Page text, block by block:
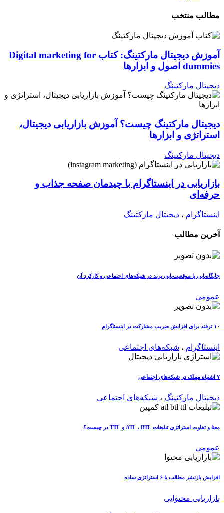
مطالب منتخب
آموزش دیجیتال مارکتینگ: کتاب Digital marketing for
dummies اصول و ابزارها
دیجیتال مارکتینگ
دیجیتال مارکتینگ چیست؟ آموزش بازاریابی دیجیتال،
استراتژی و ابزارها
دیجیتال مارکتینگ
بازاریابی در اینستاگرام با چیدمان صفحه جذاب و
حرفه‌ای
اینستاگرام ، دیجیتال مارکتینگ
آخرین مطالب
جایگاه‌یابی یا موقعیت‌یابی برند در شبکه‌های اجتماعی و کارکرد آن
عمومی
۱۰ ترفند برای افزایش ضریب مشارکت در اینستاگرام
اینستاگرام ، شبکه‌های اجتماعی
۷ اشتباه مهلک در شبکه‌های اجتماعی
دیجیتال مارکتینگ ، شبکه‌های اجتماعی
معنا و تفاوت استراتژی تبلیغات ATL ، BTL و TTL در چیست؟
عمومی
افزایش بازنشر مطالب با ۶ استراتژی ساده
بازاریابی محتوایی